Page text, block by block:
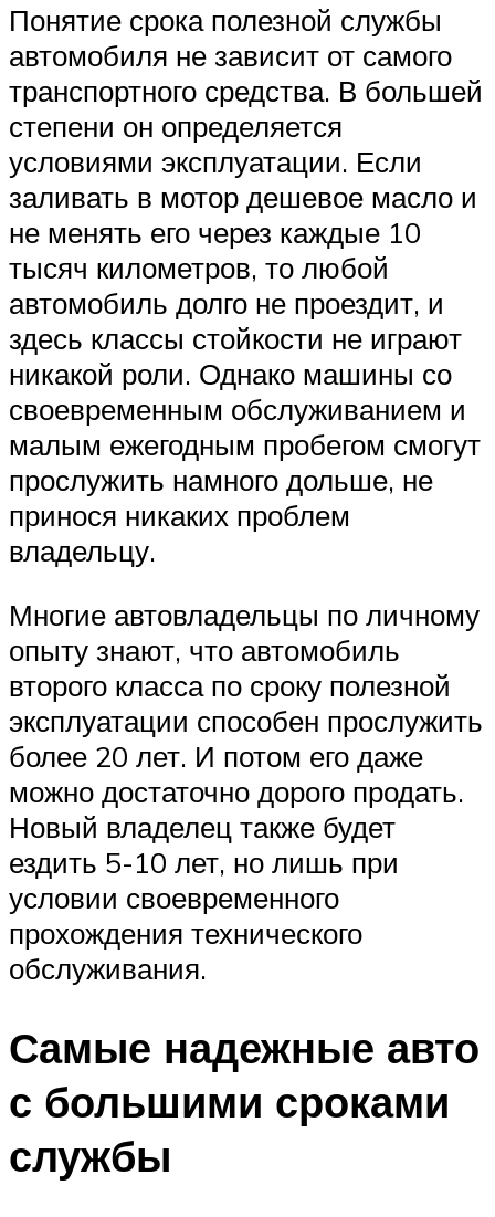
Понятие срока полезной службы
автомобиля не зависит от самого
транспортного средства. В большей
степени он определяется
условиями эксплуатации. Если
заливать в мотор дешевое масло и
не менять его через каждые 10
тысяч километров, то любой
автомобиль долго не проездит, и
здесь классы стойкости не играют
никакой роли. Однако машины со
своевременным обслуживанием и
малым ежегодным пробегом смогут
прослужить намного дольше, не
принося никаких проблем
владельцу.
Многие автовладельцы по личному
опыту знают, что автомобиль
второго класса по сроку полезной
эксплуатации способен прослужить
более 20 лет. И потом его даже
можно достаточно дорого продать.
Новый владелец также будет
ездить 5-10 лет, но лишь при
условии своевременного
прохождения технического
обслуживания.
Самые надежные авто
с большими сроками
службы